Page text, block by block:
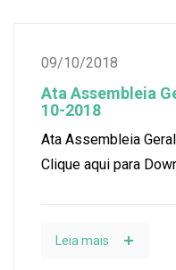
09/10/2018
Ata Assembleia
10-2018
Ata Assembleia
Clique aqui para
Leia mais